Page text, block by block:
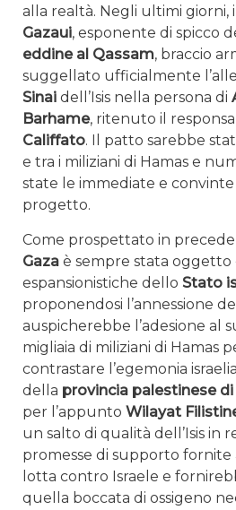
alla realtà. Negli ultimi giorni,
Gazaui, esponente di spicco
eddine al Qassam, braccio
suggellato ufficialmente
Sinai dell’Isis nella persona di
Barhame, ritenuto il
Califfato. Il patto sarebbe
e tra i miliziani di Hamas e
state le immediate e convinte
progetto.
Come prospettato in
Gaza è sempre stata oggetto
espansionistiche dello Stato
proponendosi l’annessione
auspicherebbe l’adesione al
migliaia di miliziani di Hamas
contrastare l’egemonia
della provincia palestinese di
per l’appunto Wilayat
un salto di qualità dell’Isis in
promesse di supporto fornite
lotta contro Israele e
quella boccata di ossigeno